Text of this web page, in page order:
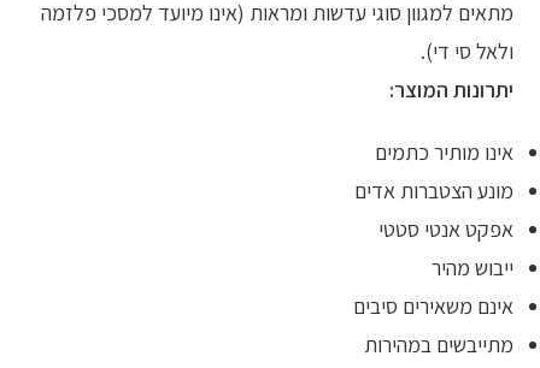
מתאים למגוון סוגי עדשות ומראות (אינו מיועד למסכי פלזמה
ולאל סי די).
יתרונות המוצר:
אינו מותיר כתמים
מונע הצטברות אדים
אפקט אנטי סטטי
ייבוש מהיר
אינם משאירים סיבים
מתייבשים במהירות